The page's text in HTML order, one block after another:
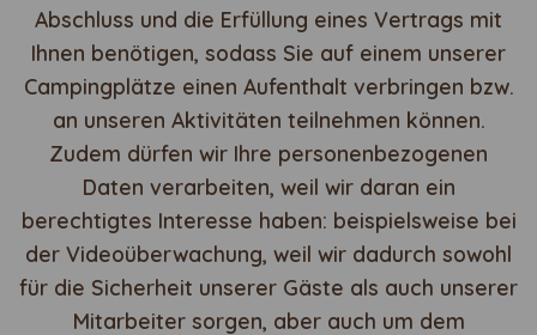
Abschluss und die Erfüllung eines Vertrags mit
Ihnen benötigen, sodass Sie auf einem unserer
Campingplätze einen Aufenthalt verbringen bzw.
an unseren Aktivitäten teilnehmen können.
Zudem dürfen wir Ihre personenbezogenen
Daten verarbeiten, weil wir daran ein
berechtigtes Interesse haben: beispielsweise bei
der Videoüberwachung, weil wir dadurch sowohl
für die Sicherheit unserer Gäste als auch unserer
Mitarbeiter sorgen, aber auch um dem